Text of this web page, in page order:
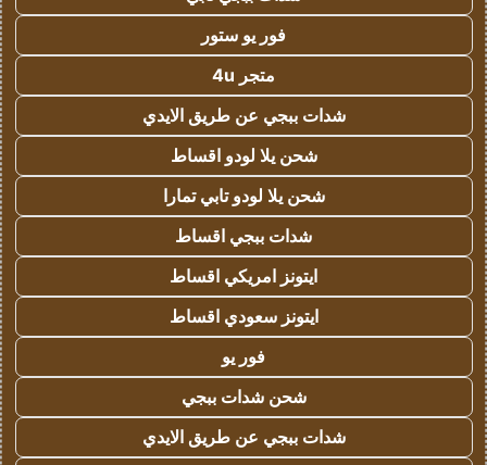
فور يو ستور
متجر 4u
شدات ببجي عن طريق الايدي
شحن يلا لودو اقساط
شحن يلا لودو تابي تمارا
شدات ببجي اقساط
ايتونز امريكي اقساط
ايتونز سعودي اقساط
فور يو
شحن شدات ببجي
شدات ببجي عن طريق الايدي